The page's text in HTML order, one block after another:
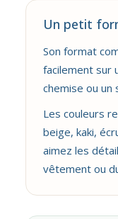
Un petit
Son format
facilement sur
chemise ou un
Les couleurs
beige, kaki,
aimez les
vêtement ou